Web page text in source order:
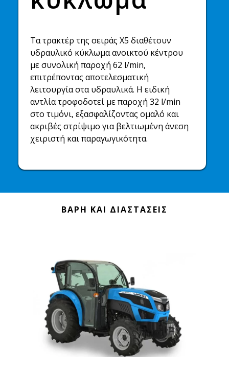
Τα τρακτέρ της σειράς Χ5 διαθέτουν
υδραυλικό κύκλωμα ανοικτού κέντρου
με συνολική παροχή 62 l/min,
επιτρέποντας αποτελεσματική
λειτουργία στα υδραυλικά. Η ειδική
αντλία τροφοδοτεί με παροχή 32 l/min
στο τιμόνι, εξασφαλίζοντας ομαλό και
ακριβές στρίψιμο για βελτιωμένη άνεση
χειριστή και παραγωγικότητα.
ΒΑΡΗ ΚΑΙ ΔΙΑΣΤΑΣΕΙΣ